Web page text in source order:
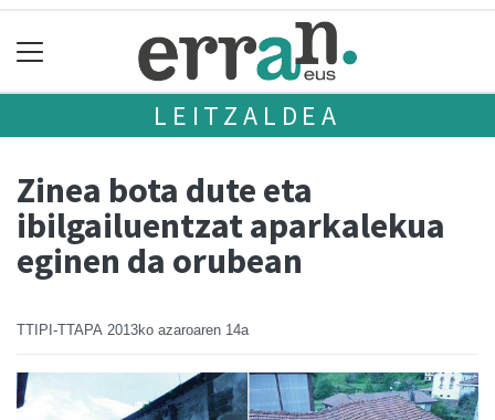
LEITZALDEA
Zinea bota dute eta
ibilgailuentzat aparkalekua
eginen da orubean
TTIPI-TTAPA 2013ko azaroaren 14a